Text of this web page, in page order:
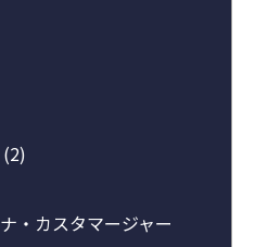
(2)
・カスタマージャー